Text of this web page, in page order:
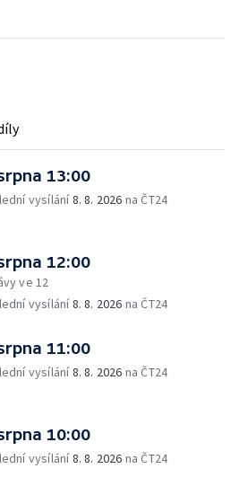
13:00
vysílání8. 8. 2026 na ČT24
12:00
ve 12
vysílání8. 8. 2026 na ČT24
11:00
vysílání8. 8. 2026 na ČT24
10:00
vysílání8. 8. 2026 na ČT24